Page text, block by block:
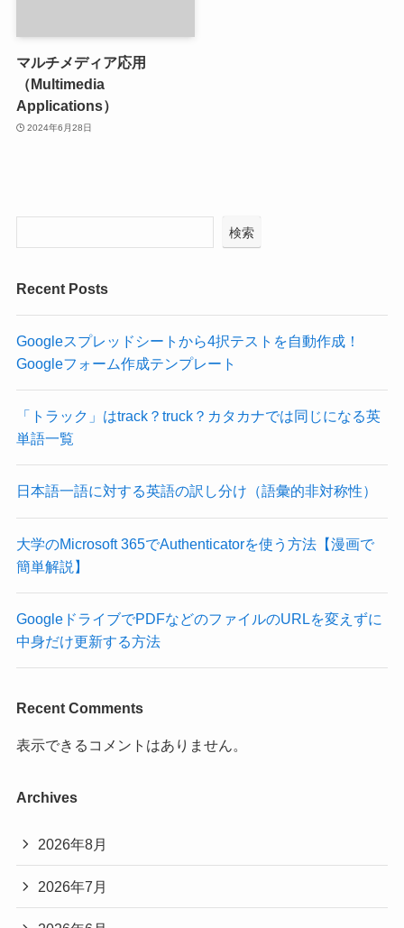
マルチメディア応用
（Multimedia
Applications）
2024年6月28日
検索
Recent Posts
Googleスプレッドシートから4択テストを自動作成！
Googleフォーム作成テンプレート
「トラック」はtrack？truck？カタカナでは同じになる英
単語一覧
日本語一語に対する英語の訳し分け（語彙的非対称性）
大学のMicrosoft 365でAuthenticatorを使う方法【漫画で
簡単解説】
GoogleドライブでPDFなどのファイルのURLを変えずに
中身だけ更新する方法
Recent Comments
表示できるコメントはありません。
Archives
2026年8月
2026年7月